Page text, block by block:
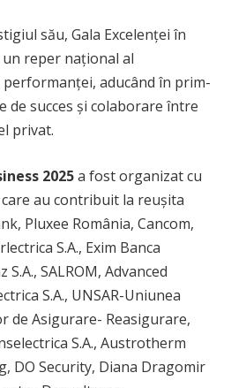
său, Gala Excelenței în
un reper național al
aducând în prim-
de succes și colaborare între
privat.
2025a fost organizat cu
care au contribuit la reușita
Pluxee România, Cancom,
S.A., Exim Banca
SALROM, Advanced
S.A., UNSAR-Uniunea
de Asigurare- Reasigurare,
S.A., Austrotherm
DO Security, Diana Dragomir